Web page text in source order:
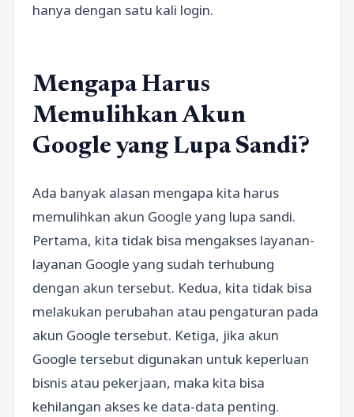
hanya dengan satu kali login.
Mengapa Harus
Memulihkan Akun
Google yang Lupa Sandi?
Ada banyak alasan mengapa kita harus
memulihkan akun Google yang lupa sandi.
Pertama, kita tidak bisa mengakses layanan-
layanan Google yang sudah terhubung
dengan akun tersebut. Kedua, kita tidak bisa
melakukan perubahan atau pengaturan pada
akun Google tersebut. Ketiga, jika akun
Google tersebut digunakan untuk keperluan
bisnis atau pekerjaan, maka kita bisa
kehilangan akses ke data-data penting.